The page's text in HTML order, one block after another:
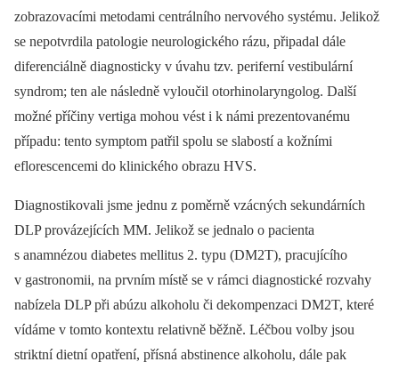
zobrazovacími metodami centrálního nervového systému. Jelikož
se nepotvrdila patologie neurologického rázu, připadal dále
diferenciálně diagnosticky v úvahu tzv. periferní vestibulární
syndrom; ten ale následně vyloučil otorhinolaryn­golog. Další
možné příčiny vertiga mohou vést i k námi prezentovanému
případu: tento symptom patřil spolu se slabostí a kožními
eflorescencemi do klinického obrazu HVS.
Diagnostikovali jsme jednu z poměrně vzácných sekundárních
DLP provázejících MM. Jelikož se jednalo o pacienta
s anamnézou diabetes mellitus 2. typu (DM2T), pracujícího
v gastronomii, na prvním místě se v rámci diagnostické rozvahy
nabízela DLP při abúzu alkoholu či dekompenzaci DM2T, které
vídáme v tomto kontextu relativně běžně. Léčbou volby jsou
striktní dietní opatření, přísná abstinence alkoholu, dále pak